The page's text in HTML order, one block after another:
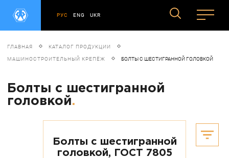
РУС ENG UKR
ГЛАВНАЯ КАТАЛОГ ПРОДУКЦИИ
МАШИНОСТРОИТЕЛЬНЫЙ КРЕПЁЖ БОЛТЫ С ШЕСТИГРАННОЙ ГОЛОВКОЙ
Болты с шестигранной
головкой.
Болты с шестигранной
головкой, ГОСТ 7805